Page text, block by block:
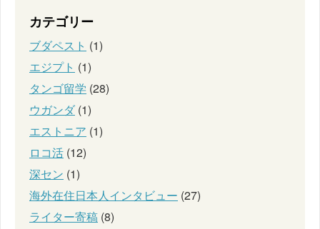
カテゴリー
ブダペスト (1)
エジプト (1)
タンゴ留学 (28)
ウガンダ(1)
エストニア (1)
ロコ活 (12)
深セン (1)
海外在住日本人インタビュー (27)
ライター寄稿 (8)